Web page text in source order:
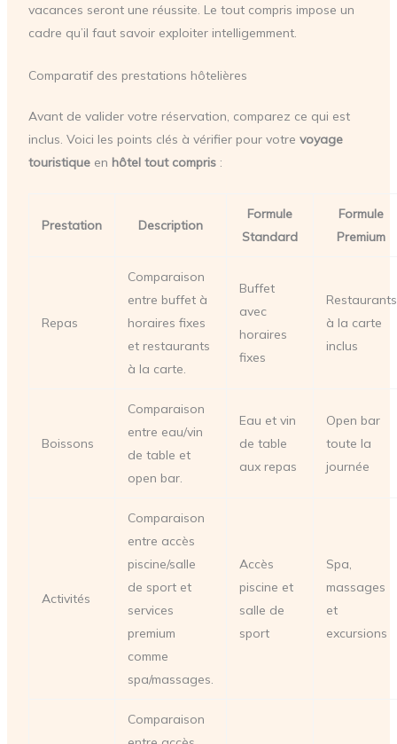
vacances seront une réussite. Le tout compris impose un
cadre qu’il faut savoir exploiter intelligemment.
Comparatif des prestations hôtelières
Avant de valider votre réservation, comparez ce qui est
inclus. Voici les points clés à vérifier pour votre voyage
touristiqueen hôtel tout compris:
Prestation Description
Formule
Standard
Formule
Premium
Repas
Comparaison
entre buffet à
horaires fixes
et restaurants
à la carte.
Buffet
avec
horaires
fixes
Restaurants
à la carte
inclus
Boissons
Comparaison
entre eau/vin
de table et
open bar.
Eau et vin
de table
aux repas
Open bar
toute la
journée
Activités
Comparaison
entre accès
piscine/salle
de sport et
services
premium
comme
spa/massages.
Accès
piscine et
salle de
sport
Spa,
massages
et
excursions
Comparaison